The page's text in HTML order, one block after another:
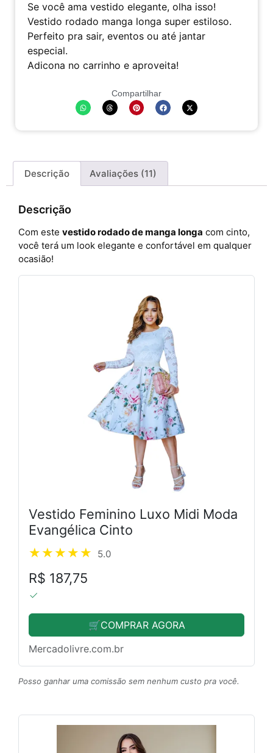
Se você ama vestido elegante, olha isso!
Vestido rodado manga longa super estiloso.
Perfeito pra sair, eventos ou até jantar
especial.
Adicona no carrinho e aproveita!
Compartilhar
Descrição Avaliações (11)
Descrição
Com este vestido rodado de manga longa com cinto,
você terá um look elegante e confortável em qualquer
ocasião!
Vestido Feminino Luxo Midi Moda
Evangélica Cinto
5.0
R$ 187,75
🛒COMPRAR AGORA
Mercadolivre.com.br
Posso ganhar uma comissão sem nenhum custo pra você.